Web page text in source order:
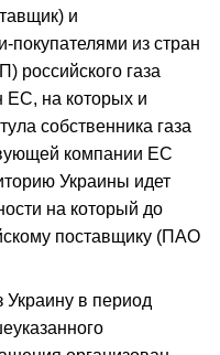
и
из стран
российского газа
ЕС, на которых и
собственника газа
компании ЕС
Украины идет
на который до
поставщику (ПАО
Украину в период